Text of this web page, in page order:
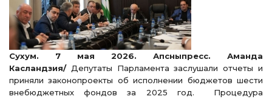
Сухум. 7 мая 2026. Апсныпресс. Аманда
Касландзия/ Депутаты Парламента заслушали отчеты и
приняли законопроекты об исполнении бюджетов шести
внебюджетных фондов за 2025 год. Процедура